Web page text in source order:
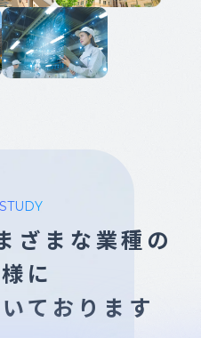
ざまな業種の
に
ております